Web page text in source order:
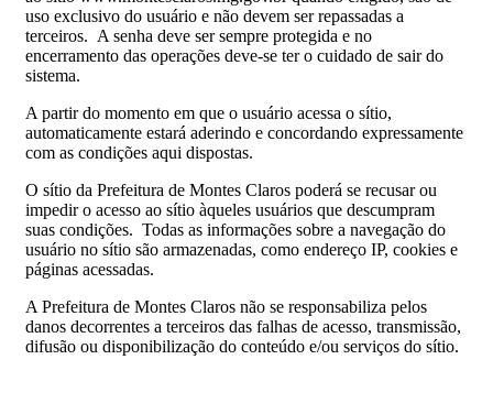
uso exclusivo do usuário e não devem ser repassadas a
terceiros. A senha deve ser sempre protegida e no
encerramento das operações deve-se ter o cuidado de sair do
sistema.
A partir do momento em que o usuário acessa o sítio,
automaticamente estará aderindo e concordando expressamente
com as condições aqui dispostas.
O sítio da Prefeitura de Montes Claros poderá se recusar ou
impedir o acesso ao sítio àqueles usuários que descumpram
suas condições. Todas as informações sobre a navegação do
usuário no sítio são armazenadas, como endereço IP, cookies e
páginas acessadas.
A Prefeitura de Montes Claros não se responsabiliza pelos
danos decorrentes a terceiros das falhas de acesso, transmissão,
difusão ou disponibilização do conteúdo e/ou serviços do sítio.